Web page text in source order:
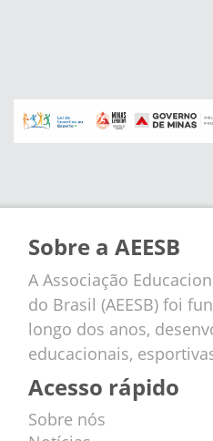
Sobre a AEESB
A Associação
do Brasil (AEESB) foi
longo dos anos,
educacionais,
Acesso rápido
Sobre nós